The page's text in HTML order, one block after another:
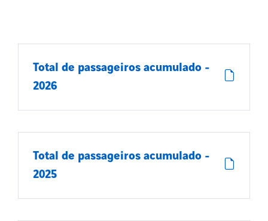
Total de passageiros acumulado -
2026
Total de passageiros acumulado -
2025